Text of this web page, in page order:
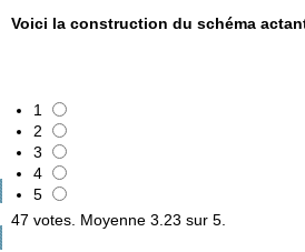
Voici la construction du schéma
1
2
3
4
5
47 votes. Moyenne 3.23 sur 5.